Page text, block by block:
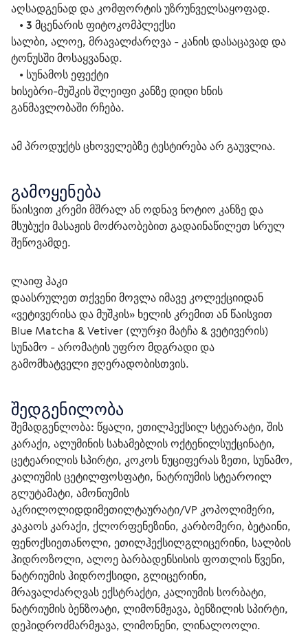
აღსადგენად და კომფორტის უზრუნველსაყოფად.
• 3 მცენარის ფიტოკომპლექსი
სალბი, ალოე, მრავალძარღვა - კანის დასაცავად და
ტონუსში მოსაყვანად.
• სუნამოს ეფექტი
ხისებრი-მუშკის შლეიფი კანზე დიდი ხნის
განმავლობაში რჩება.
ამ პროდუქტს ცხოველებზე ტესტირება არ გაუვლია.
გამოყენება
წაისვით კრემი მშრალ ან ოდნავ ნოტიო კანზე და
მსუბუქი მასაჟის მოძრაობებით გადაინაწილეთ სრულ
შეწოვამდე.
ლაიფ ჰაკი
დაასრულეთ თქვენი მოვლა იმავე კოლექციიდან
«ვეტივერისა და მუშკის» ხელის კრემით ან წაისვით
Blue Matcha & Vetiver (ლურჯი მატჩა & ვეტივერის)
სუნამო - არომატის უფრო მდგრადი და
გამომხატველი ჟღერადობისთვის.
შედგენილობა
შემადგენლობა: წყალი, ეთილჰექსილ სტეარატი, შის
კარაქი, ალუმინის სახამებლის ოქტენილსუქცინატი,
ცეტეარილის სპირტი, კოკოს ნუციფერას ზეთი, სუნამო,
კალიუმის ცეტილფოსფატი, ნატრიუმის სტეაროილ
გლუტამატი, ამონიუმის
აკრილოლიდდიმეთილტაურატი/VP კოპოლიმერი,
კაკაოს კარაქი, ქლორფენეზინი, კარბომერი, ბეტაინი,
ფენოქსიეთანოლი, ეთილჰექსილგლიცერინი, სალბის
ჰიდროზოლი, ალოე ბარბადენსისის ფოთლის წვენი,
ნატრიუმის ჰიდროქსიდი, გლიცერინი,
მრავალძარღვას ექსტრაქტი, კალიუმის სორბატი,
ნატრიუმის ბენზოატი, ლიმონმჟავა, ბენზილის სპირტი,
დეჰიდროძმარმჟავა, ლიმონენი, ლინალოოლი.